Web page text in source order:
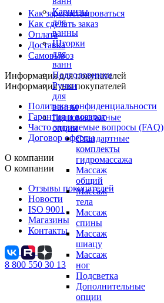
Карнизы
для
ванны
Шторки
для
ванн
Подголовники
Ручки
для
ванны
Гидромассажные
опции
Стандартные
комплекты
гидромассажа
Массаж
общий
Массаж
тела
Массаж
спины
Массаж
шиацу
Массаж
ног
Подсветка
Дополнительные
опции
Как зарегистрироваться
Как сделать заказ
Оплата
Доставка
Самовывоз
Информация для покупателей
Информация для покупателей
Политика конфиденциальности
Гарантия и возврат
Часто задаваемые вопросы (FAQ)
Договор оферты
О компании
О компании
Отзывы покупателей
Новости
ISO 9001
Магазины
Контакты
8 800 550 30 13